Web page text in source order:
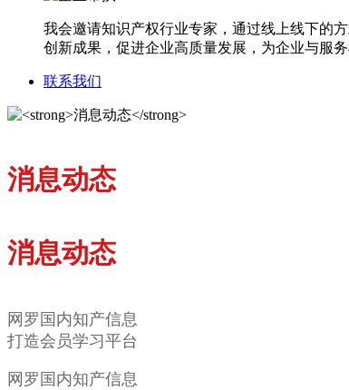
我会邀请知识产权行业专家，通过线上线下的
创新成果，促进企业高质量发展，为企业与服
联系我们
消息动态
消息动态
网罗国内知产信息
打造会员学习平台
网罗国内知产信息